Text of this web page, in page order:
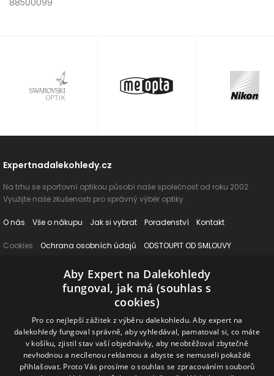
Expertnadalekohledy.cz
Na trhu se sportovní optikou působí naše společnost od roku 2002.
Využijte naše zkušenosti pro správný výběr optiky.
O nás Vše o nákupu Jak si vybrat Poradenství Kontakt
Cookies Ochrana osobních údajů ODSTOUPIT OD SMLOUVY
Naše produkty
Dálkoměry Příslušenství
Sledujte nás na sociálních sítích
ExpertNaDalekohledy
Aby Expert na Dalekohledy
fungoval, jak má (souhlas s
cookies)
Pro co nejlepší zážitek z výběru dalekohledu. Aby expert na
dalekohledy fungoval správně, aby vyhledával, pamatoval si, co máte
v košíku, zjistil stav vaší objednávky, aby neobtěžoval zbytečně
nevhodnou a necílenou reklamou a abyste se nemuseli pokaždé
přihlašovat. Proto Vás prosíme o souhlas se zpracováním souborů